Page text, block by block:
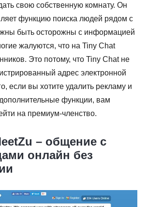
свою собственную комнату. Он
функцию поиска людей рядом с
быть осторожны с информацией
жалуются, что на Tiny Chat
Это потому, что Tiny Chat не
адрес электронной
если вы хотите удалить рекламу и
функции, вам
на премиум-членство.
– общение с
онлайн без